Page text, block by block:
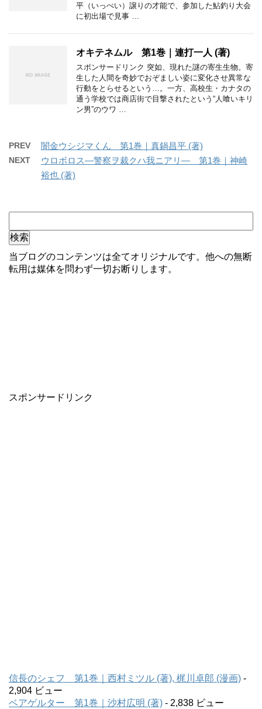
平（いっぺい）譲りの才能で、参加した鮎釣り大会
に初出場で見事 …
オキテネムル 第1巻｜連打一人 (著)
スポンサードリンク 突如、現れた謎の寄生生物。寄
生した人間を奇妙でおぞましい姿に変化させ異常な
行動をとらせるという…。一方、高校生・カナタの
通う学校では商店街で目撃されたという“人喰いキリ
ン男”のウワ …
PREV 闇金ウシジマくん 第1巻｜真鍋昌平 (著)
NEXT
ウロボロス―警察ヲ裁クハ我ニアリ― 第1巻｜神崎
裕也 (著)
当ブログのコンテンツは全てオリジナルです。他への無断
転用は媒体を問わず一切お断りします。
スポンサードリンク
信長のシェフ 第1巻｜西村ミツル (著), 梶川卓郎 (漫画) -
2,904 ビュー
ベアゲルター 第1巻｜沙村広明 (著) - 2,838 ビュー